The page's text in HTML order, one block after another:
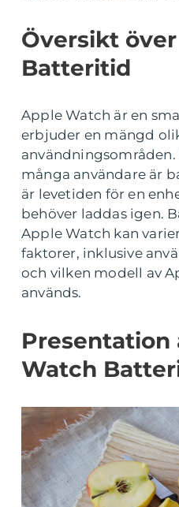
Översikt
Batteritid
Apple Watch är en
erbjuder en mängd
många användare är
är levetiden för en
behöver laddas igen.
Apple Watch kan
faktorer, inklusive
och vilken modell av
används.
Presentation
Watch